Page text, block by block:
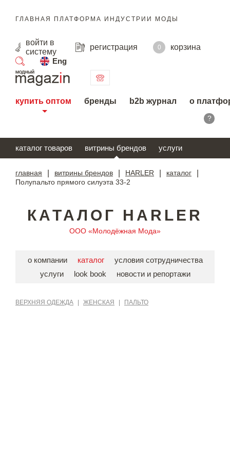
ГЛАВНАЯ ПЛАТФОРМА ИНДУСТРИИ МОДЫ
войти в
систему
регистрация 0
корзина
Eng
поиск
купить оптом бренды b2b журнал о
?
каталог товаров витрины брендов услуги
главная витрины брендов HARLER каталог
Полупальто прямого силуэта 33-2
КАТАЛОГ HARLER
ООО «Молодёжная Мода»
о компании каталог
условия сотрудничества
услуги
look book новости и репортажи
ВЕРХНЯЯ ОДЕЖДА ЖЕНСКАЯ ПАЛЬТО